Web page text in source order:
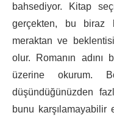
bahsediyor. Kitap
gerçekten, bu biraz
meraktan ve
olur. Romanın adını
üzerine okurum.
düşündüğünüzden
bunu karşılamayabilir